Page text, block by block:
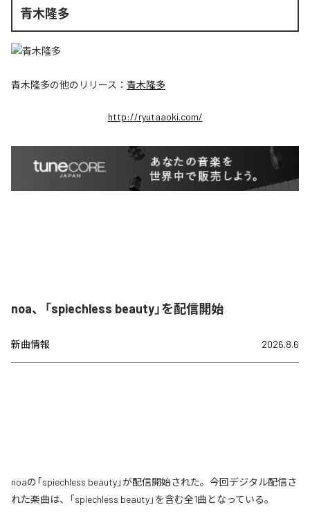
青木隆多
青木隆多の他のリリース： 青木隆多
http://ryutaaoki.com/
noa、「spiechless beauty」を配信開始
新曲情報 2026.8.6
noaの「spiechless beauty」が配信開始された。今回デジタル配信さ
れた楽曲は、「spiechless beauty」を含む全1曲となっている。